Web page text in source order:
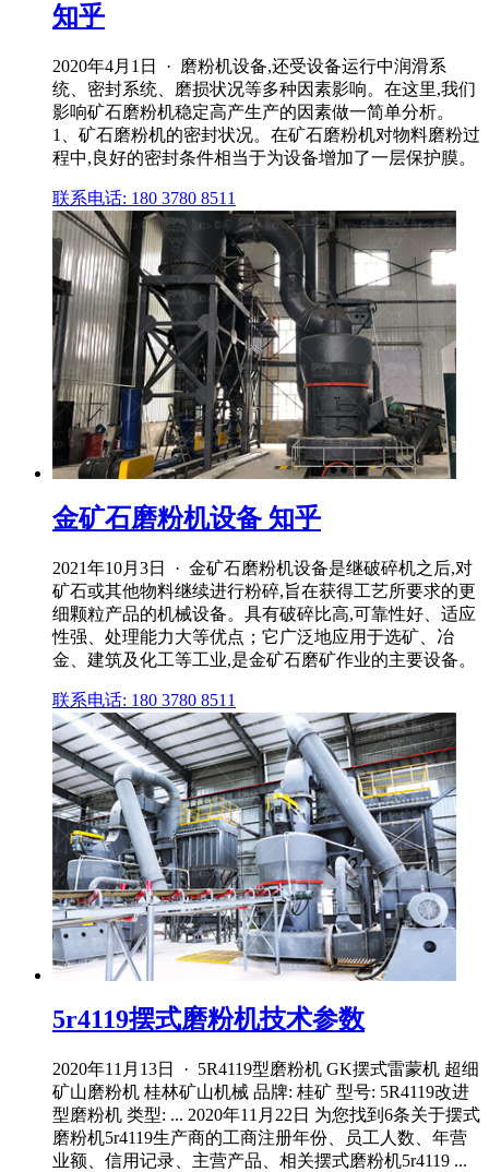
知乎
2020年4月1日 · 磨粉机设备,还受设备运行中润滑系
统、密封系统、磨损状况等多种因素影响。在这里,我们
影响矿石磨粉机稳定高产生产的因素做一简单分析。
1、矿石磨粉机的密封状况。在矿石磨粉机对物料磨粉过
程中,良好的密封条件相当于为设备增加了一层保护膜。
联系电话: 180 3780 8511
金矿石磨粉机设备 知乎
2021年10月3日 · 金矿石磨粉机设备是继破碎机之后,对
矿石或其他物料继续进行粉碎,旨在获得工艺所要求的更
细颗粒产品的机械设备。具有破碎比高,可靠性好、适应
性强、处理能力大等优点；它广泛地应用于选矿、冶
金、建筑及化工等工业,是金矿石磨矿作业的主要设备。
联系电话: 180 3780 8511
5r4119摆式磨粉机技术参数
2020年11月13日 · 5R4119型磨粉机 GK摆式雷蒙机 超细
矿山磨粉机 桂林矿山机械 品牌: 桂矿 型号: 5R4119改进
型磨粉机 类型: ... 2020年11月22日 为您找到6条关于摆式
磨粉机5r4119生产商的工商注册年份、员工人数、年营
业额、信用记录、主营产品、相关摆式磨粉机5r4119 ...